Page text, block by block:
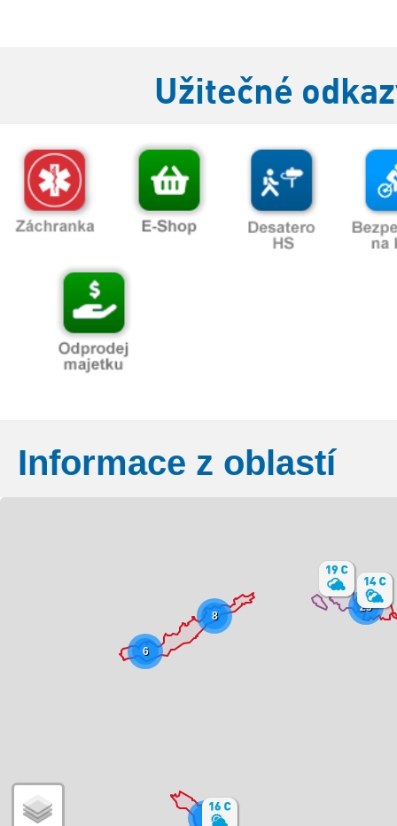
Užitečné
Informace z oblastí
6
8
25
Základní
Satelitní